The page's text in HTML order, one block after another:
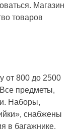
Магазин
товаров
от 800 до 2500
предметы,
Наборы,
снабжены
в багажнике.